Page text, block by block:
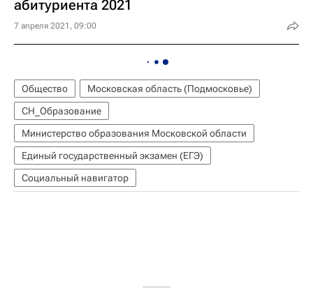
абитуриента 2021
7 апреля 2021, 09:00
Общество
Московская область (Подмосковье)
СН_Образование
Министерство образования Московской области
Единый государственный экзамен (ЕГЭ)
Социальный навигатор